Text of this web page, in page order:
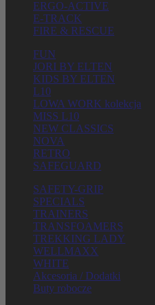
ERGO-ACTIVE
E-TRACK
FIRE & RESCUE
FUN
JORI BY ELTEN
KIDS BY ELTEN
L10
LOWA WORK kolekcja
MISS L10
NEW CLASSICS
NOVA
RETRO
SAFEGUARD
SAFETY-GRIP
SPECIALS
TRAINERS
TRANSFOAMERS
TREKKING LADY
WELLMAXX
WHITE
Akcesoria / Dodatki
Buty robocze